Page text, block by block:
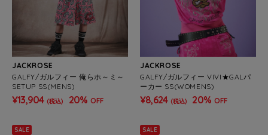
JACKROSE
GALFY/ガルフィー 俺らホ～ミ～
SETUP SS(MENS)
¥13,904 (税込) 20% OFF
JACKROSE
GALFY/ガルフィー VIVI★GALパ
ーカー SS(WOMENS)
¥8,624 (税込) 20% OFF
SALE SALE